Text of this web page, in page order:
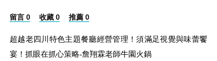
留言 0 收藏 0 推薦 0
超越老四川特色主題餐廳經營管理！須滿足視覺與味蕾饗
宴！抓眼在抓心策略-詹翔霖老師牛園火鍋